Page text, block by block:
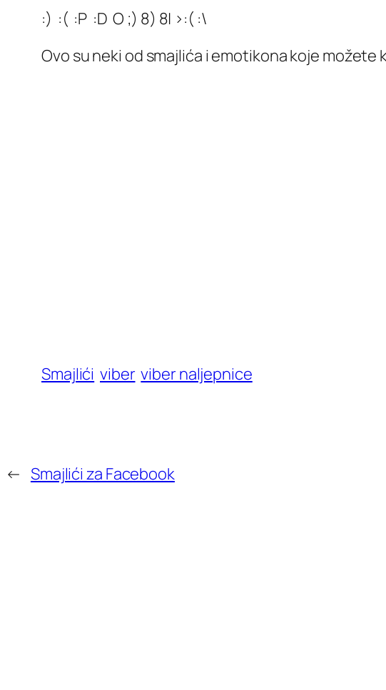
:) :( :P :D O ;) 8) 8| >:( :\
Ovo su neki od smajlića i emotikona koje možete
Smajlići viber viber naljepnice
← Smajlići za Facebook